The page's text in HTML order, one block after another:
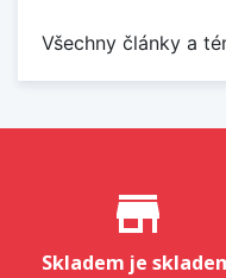
Všechny články a
Proč nakupovat u
store_mall_directory
Skladem je